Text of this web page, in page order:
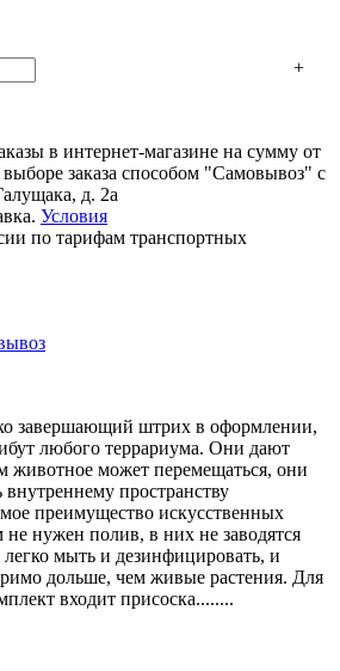
+
в интернет-магазине на сумму от
заказа способом "Самовывоз" с
д. 2а
Условия
по тарифам транспортных
завершающий штрих в оформлении,
любого террариума. Они дают
животное может перемещаться, они
пространству
преимущество искусственных
нужен полив, в них не заводятся
мыть и дезинфицировать, и
дольше, чем живые растения. Для
входит присоска........